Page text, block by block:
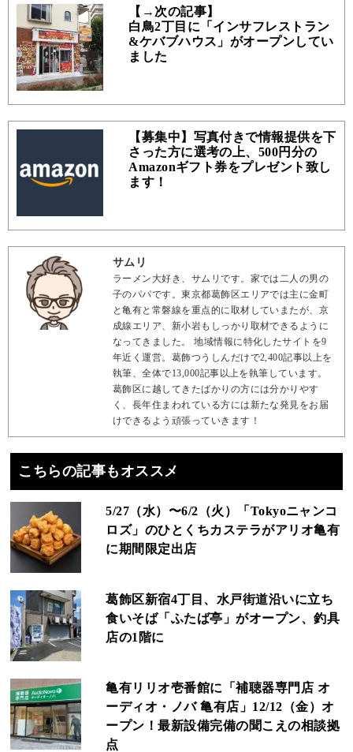
【→次の記事】
白鳥2丁目に「インサフレストラン
&ケバブハウス」がオープンしてい
ました
【募集中】写真付きで情報提供を下
さった方に選考の上、500円分の
Amazonギフト券をプレゼント致し
ます！
サムリ
ラーメン大好き、サムリです。家では二人の男の
子のパパです。東京都葛飾区エリアでは主に金町
と亀有と常磐線を重点的に取材していまたが、京
成線エリア、新小岩もしっかり取材できるように
なってきました。 地域情報に特化したサイトを9
年近く運営。葛飾つうしんだけで2,400記事以上を
執筆、全体で13,000記事以上を執筆しています。
葛飾区に越してきたばかりの方には分かりやす
く、長年住まわれている方には新たな発見をお届
けできるよう頑張っていきます！
こちらの記事もオススメ
5/27（水）〜6/2（火）「Tokyoニャンコ
ロズ」のひとくちカステラがアリオ亀有
に期間限定出店
葛飾区新宿4丁目、水戸街道沿いに立ち
食いそば「ふたば亭」がオープン、釣具
店の1階に
亀有リリオ壱番館に「補聴器専門店 オ
ーディオ・ノバ 亀有店」12/12（金）オ
ープン！最新設備完備の聞こえの相談拠
点